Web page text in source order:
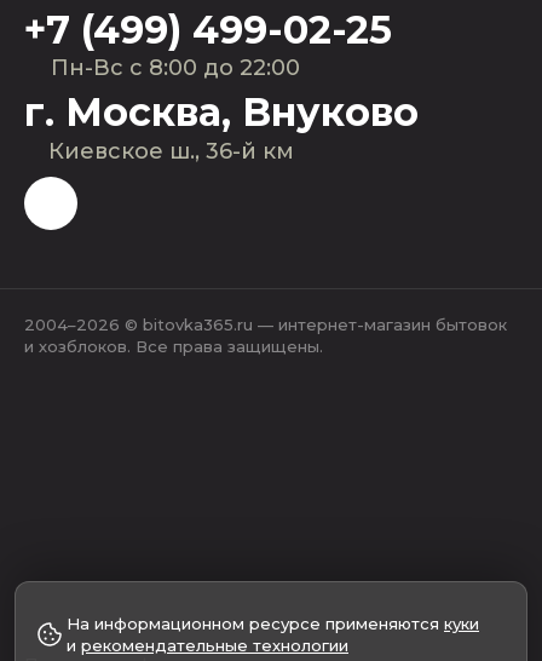
На информационном ресурсе применяются куки
и рекомендательные технологии
+7 (499) 499-02-25
Пн-Вс с 8:00 до 22:00
г. Москва, Внуково
Киевское ш., 36-й км
2004–2026 © bitovka365.ru — интернет-магазин бытовок
и хозблоков. Все права защищены.